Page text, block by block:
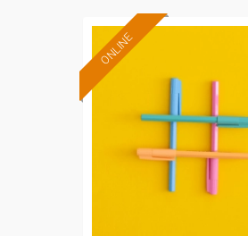
ONLINE
Formación 100%
subvencionada.
Para desempleados,
trabajadores y autónomos.
Sector
-Educación.